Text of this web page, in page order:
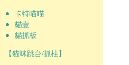
卡特喵喵
貓壹
貓抓板
【貓咪跳台/抓柱】